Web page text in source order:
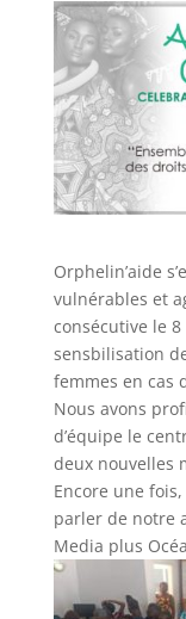
Orphelin’aide
vulnérables et
consécutive le
sensbilisation
femmes en cas
Nous avons
d’équipe le
deux nouvelles
Encore une fois,
parler de notre
Media plus